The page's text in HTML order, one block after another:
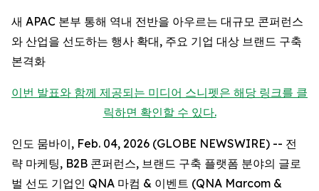
새 APAC 본부 통해 역내 전반을 아우르는 대규모 콘퍼런스
와 산업을 선도하는 행사 확대, 주요 기업 대상 브랜드 구축
본격화
이번 발표와 함께 제공되는 미디어 스니펫은 해당 링크를 클
릭하면 확인할 수 있다.
인도 뭄바이, Feb. 04, 2026 (GLOBE NEWSWIRE) -- 전
략 마케팅, B2B 콘퍼런스, 브랜드 구축 플랫폼 분야의 글로
벌 선도 기업인 QNA 마컴 & 이벤트 (QNA Marcom &